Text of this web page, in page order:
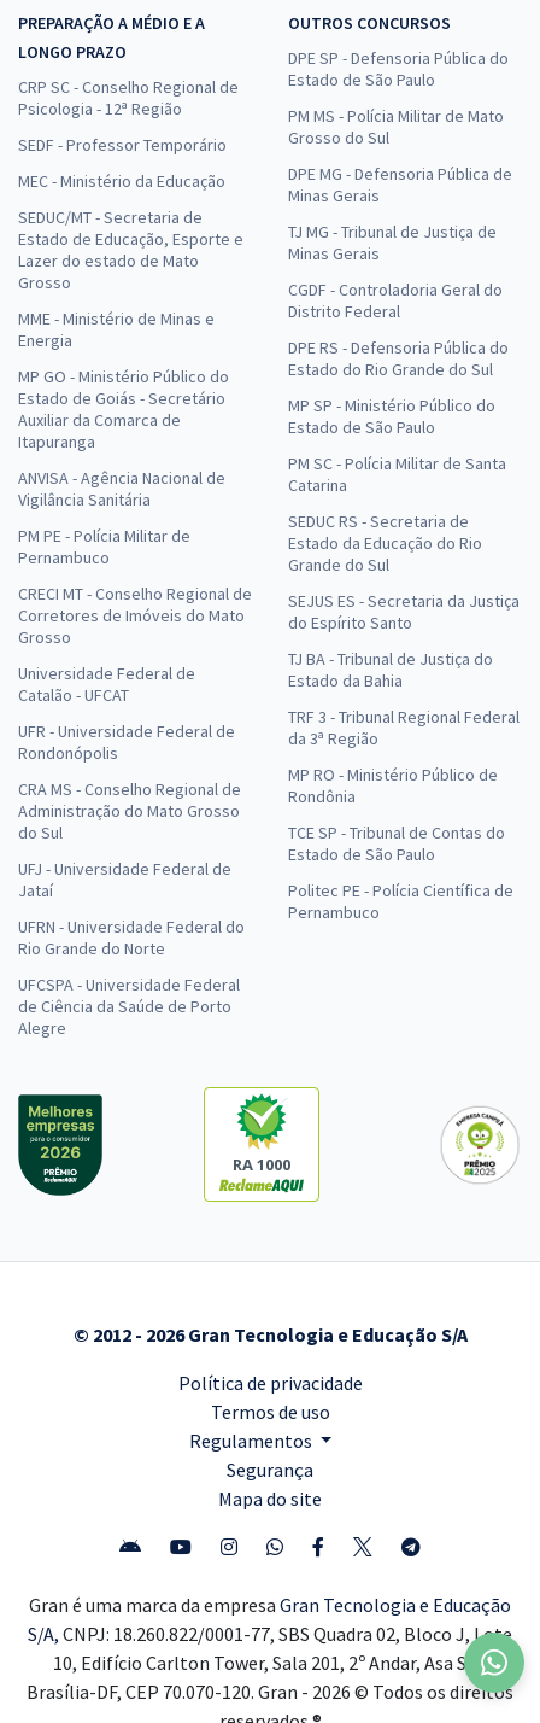
PREPARAÇÃO A MÉDIO E A
LONGO PRAZO
CRP SC - Conselho Regional de
Psicologia - 12ª Região
SEDF - Professor Temporário
MEC - Ministério da Educação
SEDUC/MT - Secretaria de
Estado de Educação, Esporte e
Lazer do estado de Mato
Grosso
MME - Ministério de Minas e
Energia
MP GO - Ministério Público do
Estado de Goiás - Secretário
Auxiliar da Comarca de
Itapuranga
ANVISA - Agência Nacional de
Vigilância Sanitária
PM PE - Polícia Militar de
Pernambuco
CRECI MT - Conselho Regional de
Corretores de Imóveis do Mato
Grosso
Universidade Federal de
Catalão - UFCAT
UFR - Universidade Federal de
Rondonópolis
CRA MS - Conselho Regional de
Administração do Mato Grosso
do Sul
UFJ - Universidade Federal de
Jataí
UFRN - Universidade Federal do
Rio Grande do Norte
UFCSPA - Universidade Federal
de Ciência da Saúde de Porto
Alegre
OUTROS CONCURSOS
DPE SP - Defensoria Pública do
Estado de São Paulo
PM MS - Polícia Militar de Mato
Grosso do Sul
DPE MG - Defensoria Pública de
Minas Gerais
TJ MG - Tribunal de Justiça de
Minas Gerais
CGDF - Controladoria Geral do
Distrito Federal
DPE RS - Defensoria Pública do
Estado do Rio Grande do Sul
MP SP - Ministério Público do
Estado de São Paulo
PM SC - Polícia Militar de Santa
Catarina
SEDUC RS - Secretaria de
Estado da Educação do Rio
Grande do Sul
SEJUS ES - Secretaria da Justiça
do Espírito Santo
TJ BA - Tribunal de Justiça do
Estado da Bahia
TRF 3 - Tribunal Regional Federal
da 3ª Região
MP RO - Ministério Público de
Rondônia
TCE SP - Tribunal de Contas do
Estado de São Paulo
Politec PE - Polícia Científica de
Pernambuco
RA 1000
© 2012 - 2026 Gran Tecnologia e Educação S/A
Política de privacidade
Termos de uso
Regulamentos
Segurança
Mapa do site
Gran é uma marca da empresa Gran Tecnologia e Educação
S/A, CNPJ: 18.260.822/0001-77, SBS Quadra 02, Bloco J, Lote
10, Edifício Carlton Tower, Sala 201, 2º Andar, Asa Sul,
Brasília-DF, CEP 70.070-120. Gran - 2026 © Todos os direitos